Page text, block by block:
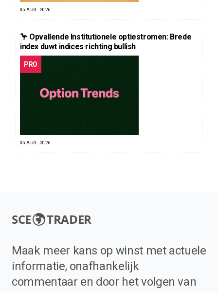
05 AUG. 2026
🦩 Opvallende Institutionele optiestromen: Brede
index duwt indices richting bullish
PRO
05 AUG. 2026
SCE TRADER
Maak meer kans op winst met actuele
informatie, onafhankelijk
commentaar en door het volgen van